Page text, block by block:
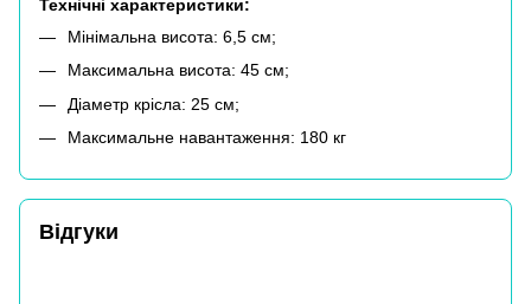
Технічні характеристики:
Мінімальна висота: 6,5 см;
Максимальна висота: 45 см;
Діаметр крісла: 25 см;
Максимальне навантаження: 180 кг
Відгуки